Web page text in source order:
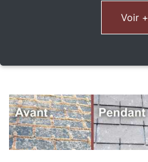
Voir +